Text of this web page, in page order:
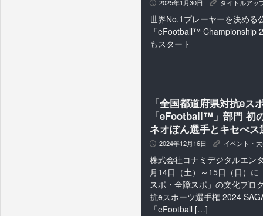
P 2025年1月30日 K タイトルアッ
世界No.1プレーヤーを決める
「eFootball™ Championship
もスタート
「全国都道府県対抗eス
「eFootball™」部門 初
ネオぽん選手とキセぺス
P 2024年12月16日 K イベント・
株式会社コナミデジタルエン
月14日（土）～15日（日）
スポ・全障スポ」の文化プロ
抗eスポーツ選手権 2024
「eFootball […]